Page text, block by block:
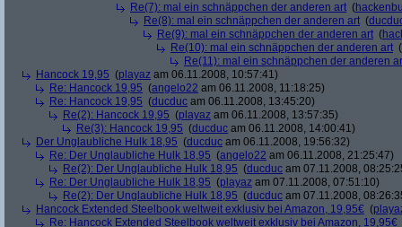
Re(7): mal ein schnäppchen der anderen art (
Re(8): mal ein schnäppchen der anderen art (
Re(9): mal ein schnäppchen der anderen art (
Re(10): mal ein schnäppchen der anderen art (
Re(11): mal ein schnäppchen der anderen
Hancock 19,95 (playaz am 06.11.2008, 10:57:41)
Re: Hancock 19,95 (angelo22 am 06.11.2008, 11:18:25)
Re: Hancock 19,95 (ducduc am 06.11.2008, 13:45:20)
Re(2): Hancock 19,95 (playaz am 06.11.2008, 13:57:35)
Re(3): Hancock 19,95 (ducduc am 06.11.2008, 14:00:41)
Der Unglaubliche Hulk 18,95 (ducduc am 06.11.2008, 19:56:32)
Re: Der Unglaubliche Hulk 18,95 (angelo22 am 06.11.2008, 21:25:47)
Re(2): Der Unglaubliche Hulk 18,95 (ducduc am 07.11.2008,
Re: Der Unglaubliche Hulk 18,95 (playaz am 07.11.2008, 07:51:10)
Re(2): Der Unglaubliche Hulk 18,95 (ducduc am 07.11.2008,
Hancock Extended Steelbook weltweit exklusiv bei Amazon, 19,95€ (
Re: Hancock Extended Steelbook weltweit exklusiv bei Amazon, 19,95€